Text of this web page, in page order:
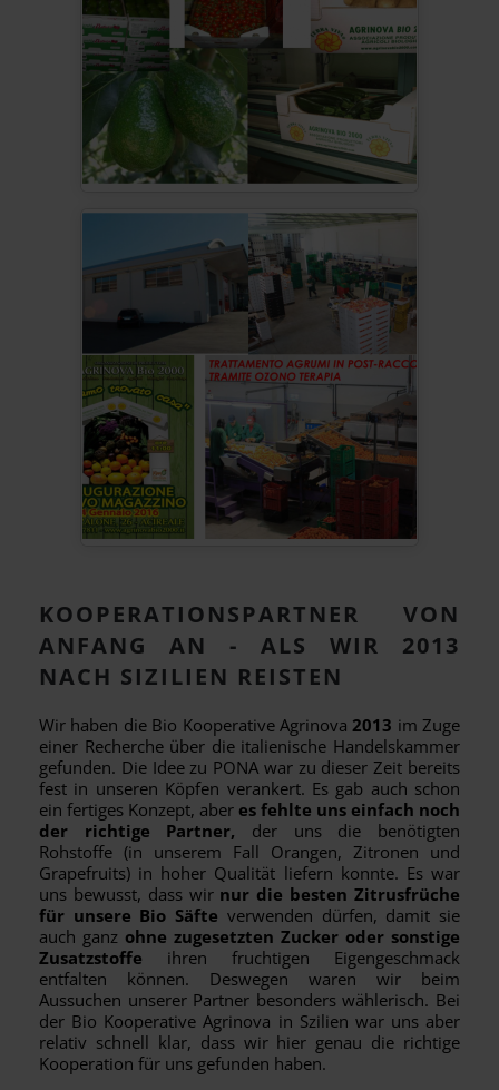
KOOPERATIONSPARTNER VON
ANFANG AN - ALS WIR 2013
NACH SIZILIEN REISTEN
Wir haben die Bio Kooperative Agrinova2013 im Zuge
einer Recherche über die italienische Handelskammer
gefunden. Die Idee zu PONA war zu dieser Zeit bereits
fest in unseren Köpfen verankert. Es gab auch schon
ein fertiges Konzept, aber es fehlte uns einfach noch
der richtige Partner, der uns die benötigten
Rohstoffe (in unserem Fall Orangen, Zitronen und
Grapefruits) in hoher Qualität liefern konnte. Es war
uns bewusst, dass wir nur die besten Zitrusfrüche
für unsere Bio Säfte verwenden dürfen, damit sie
auch ganz ohne zugesetzten Zucker oder sonstige
Zusatzstoffe ihren fruchtigen Eigengeschmack
entfalten können. Deswegen waren wir beim
Aussuchen unserer Partner besonders wählerisch. Bei
der Bio Kooperative Agrinova in Szilien war uns aber
relativ schnell klar, dass wir hier genau die richtige
Kooperation für uns gefunden haben.